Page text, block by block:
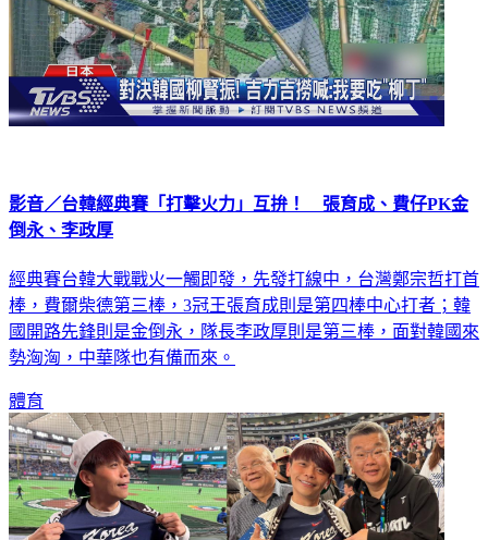
影音／台韓經典賽「打擊火力」互拚！ 張育成、費仔PK金
倒永、李政厚
經典賽台韓大戰戰火一觸即發，先發打線中，台灣鄭宗哲打首
棒，費爾柴德第三棒，3冠王張育成則是第四棒中心打者；韓
國開路先鋒則是金倒永，隊長李政厚則是第三棒，面對韓國來
勢洶洶，中華隊也有備而來。
體育